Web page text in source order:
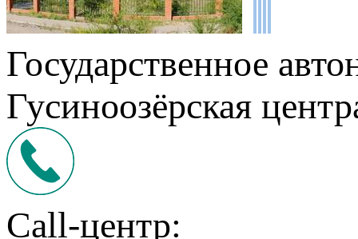
Государственное
Гусиноозёрская
Call-центр: